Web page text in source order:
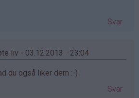
Svar
liv - 03.12.2013 - 23:04
du også liker dem :-)
Svar